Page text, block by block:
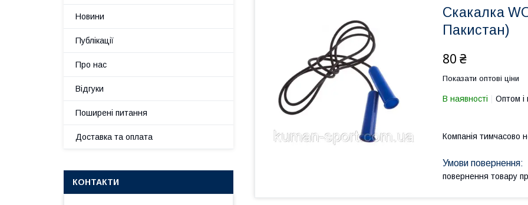
Скакалка
Пакистан)
80 ₴
Показати оптові ціни
В наявності Оптом і
Компанія тимчасово
повернення товару
Новини
Публікації
Про нас
Відгуки
Поширені питання
Доставка та оплата
КОНТАКТИ